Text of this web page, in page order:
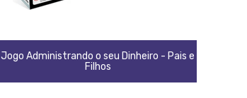
Jogo Administrando o seu Dinheiro - Pais e
Filhos